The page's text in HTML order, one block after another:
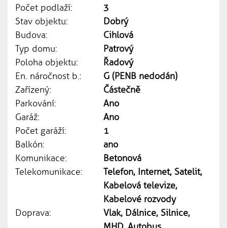
Počet podlaží:
3
Stav objektu:
Dobrý
Budova:
Cihlová
Typ domu:
Patrový
Poloha objektu:
Řadový
En. náročnost b.:
G (PENB nedodán)
Zařízený:
Částečně
Parkování:
Ano
Garáž:
Ano
Počet garáží:
1
Balkón:
ano
Komunikace:
Betonová
Telekomunikace:
Telefon, Internet, Satelit,
Kabelová televize,
Kabelové rozvody
Doprava:
Vlak, Dálnice, Silnice,